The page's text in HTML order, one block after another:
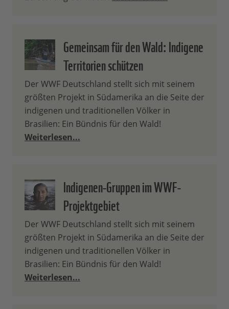
Gemeinsam für den Wald: Indigene
Territorien schützen
Der WWF Deutschland stellt sich mit seinem
größten Projekt in Südamerika an die Seite der
indigenen und traditionellen Völker in
Brasilien: Ein Bündnis für den Wald!
Weiterlesen...
Indigenen-Gruppen im WWF-
Projektgebiet
Der WWF Deutschland stellt sich mit seinem
größten Projekt in Südamerika an die Seite der
indigenen und traditionellen Völker in
Brasilien: Ein Bündnis für den Wald!
Weiterlesen...